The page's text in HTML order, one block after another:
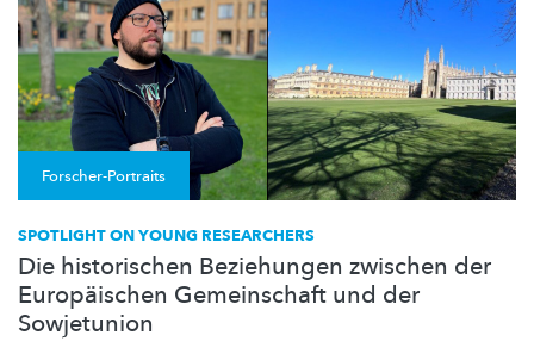
Forscher-Portraits
SPOTLIGHT ON YOUNG RESEARCHERS
Die historischen Beziehungen zwischen der
Europäischen Gemeinschaft und der
Sowjetunion